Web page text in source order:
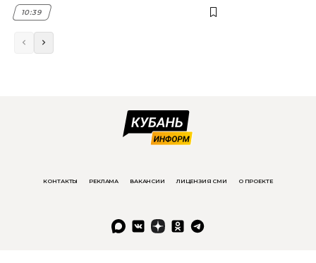
10:39
КОНТАКТЫ РЕКЛАМА ВАКАНСИИ ЛИЦЕНЗИЯ СМИ О ПРОЕКТЕ